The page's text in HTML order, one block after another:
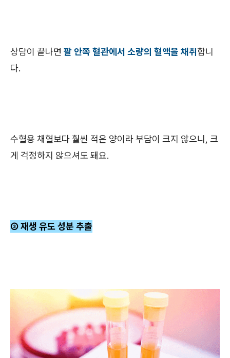
상담이 끝나면 팔 안쪽 혈관에서 소량의 혈액을 채취합니
다.
수혈용 채혈보다 훨씬 적은 양이라 부담이 크지 않으니, 크
게 걱정하지 않으셔도 돼요.
③ 재생 유도 성분 추출